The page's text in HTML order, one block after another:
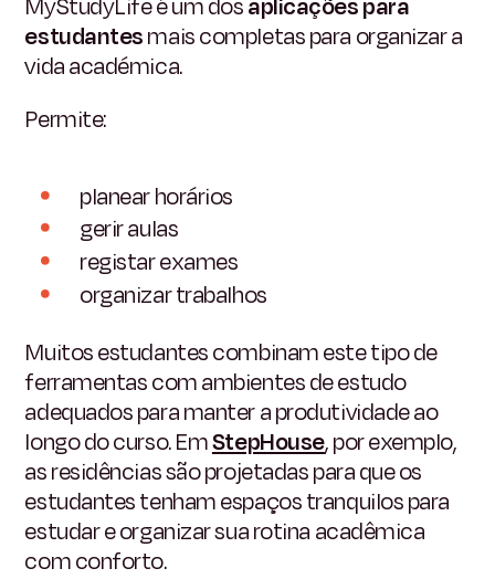
MyStudyLife é um dosaplicações para
estudantesmais completas para organizar a
vida académica.
Permite:
planear horários
gerir aulas
registar exames
organizar trabalhos
Muitos estudantes combinam este tipo de
ferramentas com ambientes de estudo
adequados para manter a produtividade ao
longo do curso. EmStepHouse, por exemplo,
as residências são projetadas para que os
estudantes tenham espaços tranquilos para
estudar e organizar sua rotina acadêmica
com conforto.